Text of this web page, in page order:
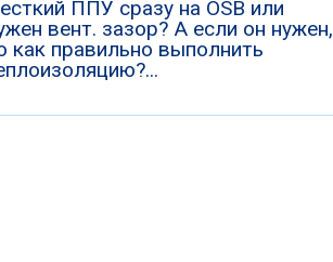
ППУ сразу на OSB или
вент. зазор? А если он нужен,
как правильно выполнить